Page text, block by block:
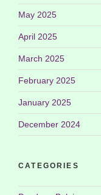
May 2025
April 2025
March 2025
February 2025
January 2025
December 2024
CATEGORIES